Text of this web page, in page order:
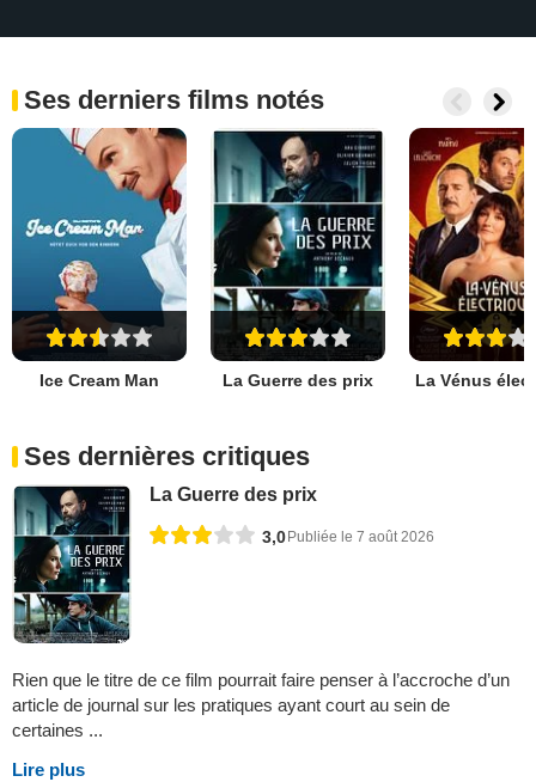
Ses derniers films notés
Ice Cream Man La Guerre des prix La Vénus
Ses dernières critiques
La Guerre des prix
3,0Publiée le 7 août 2026
Rien que le titre de ce film pourrait faire penser à l’accroche d’un
article de journal sur les pratiques ayant court au sein de
certaines ...
Lire plus